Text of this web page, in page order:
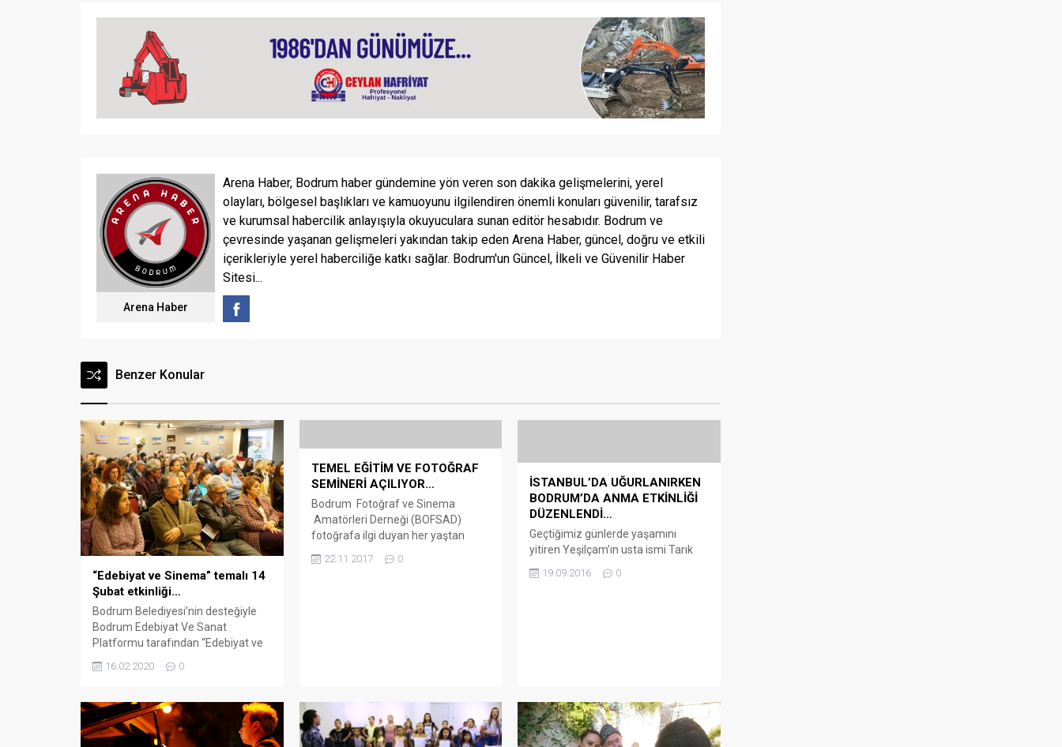
Arena Haber
Arena Haber, Bodrum haber gündemine yön veren son dakika gelişmelerini, yerel
olayları, bölgesel başlıkları ve kamuoyunu ilgilendiren önemli konuları güvenilir, tarafsız
ve kurumsal habercilik anlayışıyla okuyuculara sunan editör hesabıdır. Bodrum ve
çevresinde yaşanan gelişmeleri yakından takip eden Arena Haber, güncel, doğru ve etkili
içerikleriyle yerel haberciliğe katkı sağlar. Bodrum'un Güncel, İlkeli ve Güvenilir Haber
Sitesi...
Benzer Konular
“Edebiyat ve Sinema” temalı 14
Şubat etkinliği…
Bodrum Belediyesi’nin desteğiyle
Bodrum Edebiyat Ve Sanat
Platformu tarafından “Edebiyat ve
Öykü Günü etkinliği düzenlendi.
AVM toplantı salonunda
gerçekleşen etkinliğe çok sayıda
edebiyat sevdalısı, okulların
16.02.2020 0
TEMEL EĞİTİM VE FOTOĞRAF
SEMİNERİ AÇILIYOR…
Bodrum Fotoğraf ve Sinema
Amatörleri Derneği (BOFSAD)
fotoğrafa ilgi duyan her yaştan
insan
için Temel Fotoğrafçılık Semineri
Semineri Başlangıç Tarihi 4 Aralık
2017 Pazartesi Saat :...
22.11.2017 0
İSTANBUL’DA UĞURLANIRKEN
BODRUM’DA ANMA ETKİNLİĞİ
DÜZENLENDİ…
Geçtiğimiz günlerde yaşamını
yitiren Yeşilçam’ın usta ismi Tarık
Akan, İstanbul’da son yolcuğuna
uğurlanırken, Bodrum’da sevenleri
İstanbul’da son yolculuğuna
uğurlanan Tarık Akan’ın Bodrum’un
Akyarlar Mahallesi’nde...
19.09.2016 0